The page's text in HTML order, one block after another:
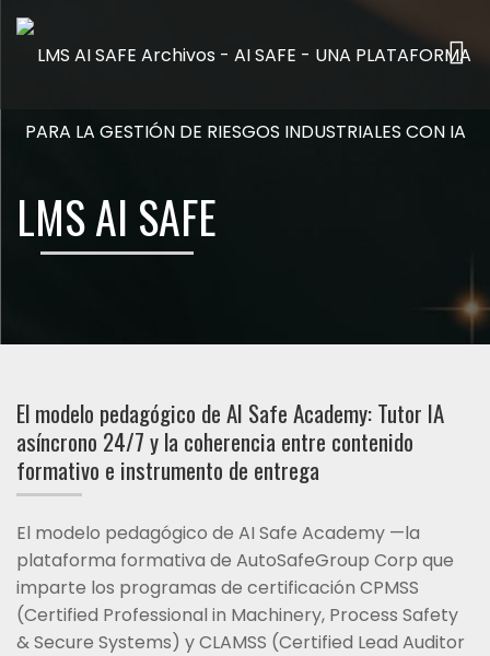
LMS AI SAFE
El modelo pedagógico de AI Safe Academy: Tutor IA
asíncrono 24/7 y la coherencia entre contenido
formativo e instrumento de entrega
El modelo pedagógico de AI Safe Academy —la
plataforma formativa de AutoSafeGroup Corp que
imparte los programas de certificación CPMSS
(Certified Professional in Machinery, Process Safety
& Secure Systems) y CLAMSS (Certified Lead Auditor